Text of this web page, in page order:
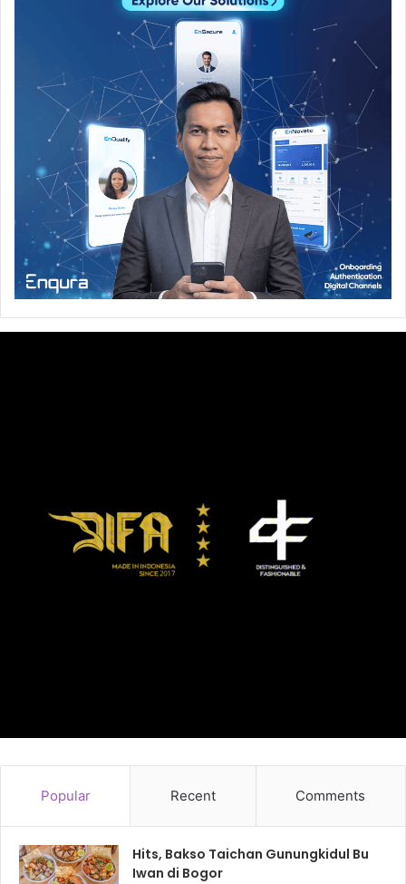
Popular Recent Comments
Hits, Bakso Taichan Gunungkidul Bu
Iwan di Bogor